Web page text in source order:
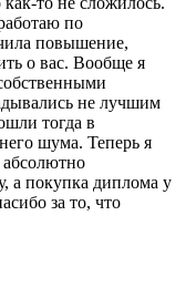
по
повышение,
о вас. Вообще я
не лучшим
тогда в
шума. Теперь я
абсолютно
а покупка диплома у
за то, что